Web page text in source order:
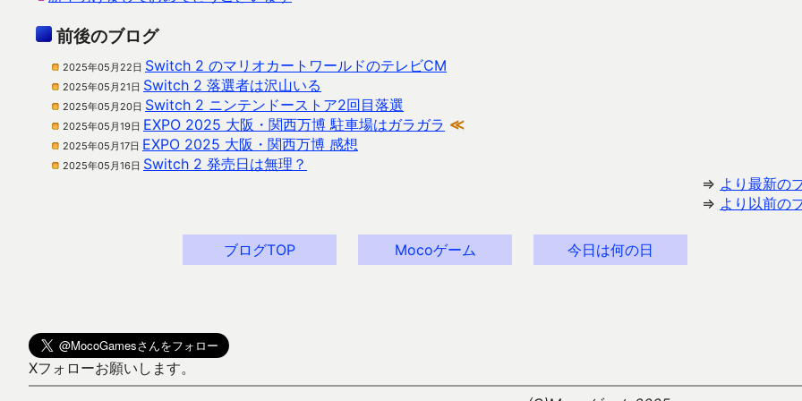
前後のブログ
2025年05月22日 Switch 2 のマリオカートワールドのテレビCM
2025年05月21日 Switch 2 落選者は沢山いる
2025年05月20日 Switch 2 ニンテンドーストア2回目落選
2025年05月19日 EXPO 2025 大阪・関西万博 駐車場はガラガラ ≪
2025年05月17日 EXPO 2025 大阪・関西万博 感想
2025年05月16日 Switch 2 発売日は無理？
⇒ より最新の
⇒ より以前の
ブログTOP Mocoゲーム 今日は何の日
Xフォローお願いします。